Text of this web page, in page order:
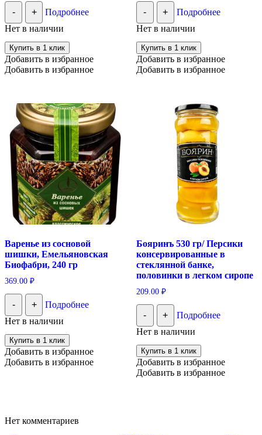
- +
Подробнее
Нет в наличии
Купить в 1 клик
Добавить в избранное
Добавить в избранное
- +
Подробнее
Нет в наличии
Купить в 1 клик
Добавить в избранное
Добавить в избранное
Варенье из сосновой
шишки, Емельяновская
Биофабри, 240 гр
369.00 ₽
- +
Подробнее
Нет в наличии
Купить в 1 клик
Добавить в избранное
Добавить в избранное
Бояринъ 530 гр/ Персики
консервированные в
стеклянной банке,
половинки в легком сиропе
209.00 ₽
- +
Подробнее
Нет в наличии
Купить в 1 клик
Добавить в избранное
Добавить в избранное
Нет комментариев